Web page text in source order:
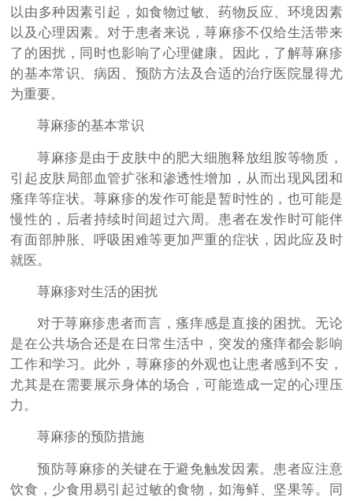
以由多种因素引起，如食物过敏、药物反应、环境因素
以及心理因素。对于患者来说，荨麻疹不仅给生活带来
了的困扰，同时也影响了心理健康。因此，了解荨麻疹
的基本常识、病因、预防方法及合适的治疗医院显得尤
为重要。
荨麻疹的基本常识
荨麻疹是由于皮肤中的肥大细胞释放组胺等物质，
引起皮肤局部血管扩张和渗透性增加，从而出现风团和
瘙痒等症状。荨麻疹的发作可能是暂时性的，也可能是
慢性的，后者持续时间超过六周。患者在发作时可能伴
有面部肿胀、呼吸困难等更加严重的症状，因此应及时
就医。
荨麻疹对生活的困扰
对于荨麻疹患者而言，瘙痒感是直接的困扰。无论
是在公共场合还是在日常生活中，突发的瘙痒都会影响
工作和学习。此外，荨麻疹的外观也让患者感到不安，
尤其是在需要展示身体的场合，可能造成一定的心理压
力。
荨麻疹的预防措施
预防荨麻疹的关键在于避免触发因素。患者应注意
饮食，少食用易引起过敏的食物，如海鲜、坚果等。同